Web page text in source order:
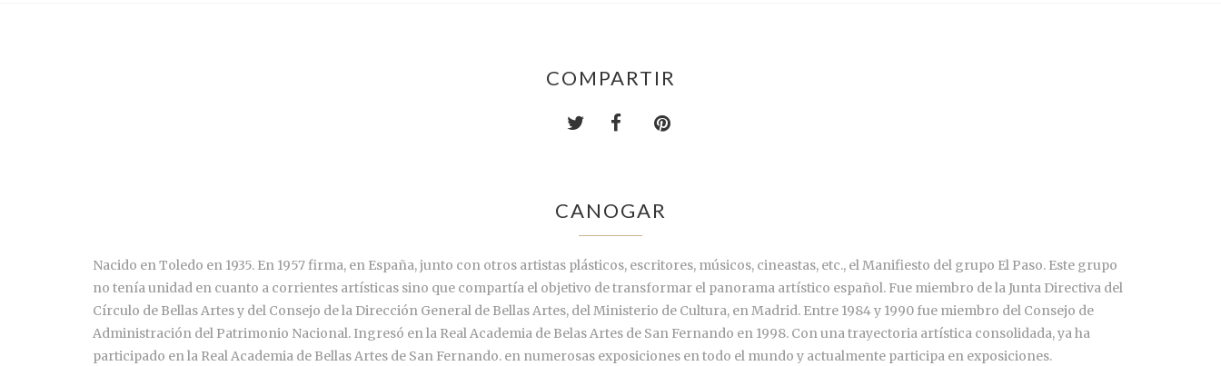
COMPARTIR
CANOGAR
Nacido en Toledo en 1935. En 1957 firma, en España, junto con otros artistas plásticos, escritores, músicos, cineastas, etc., el Manifiesto del grupo El Paso. Este grupo
no tenía unidad en cuanto a corrientes artísticas sino que compartía el objetivo de transformar el panorama artístico español. Fue miembro de la Junta Directiva del
Círculo de Bellas Artes y del Consejo de la Dirección General de Bellas Artes, del Ministerio de Cultura, en Madrid. Entre 1984 y 1990 fue miembro del Consejo de
Administración del Patrimonio Nacional. Ingresó en la Real Academia de Belas Artes de San Fernando en 1998. Con una trayectoria artística consolidada, ya ha
participado en la Real Academia de Bellas Artes de San Fernando. en numerosas exposiciones en todo el mundo y actualmente participa en exposiciones.